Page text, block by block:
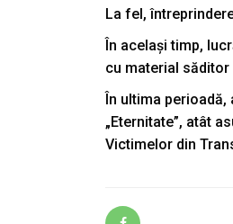
La fel,
În același timp,
cu material
În ultima
„Eternitate”, atât
Victimelor din